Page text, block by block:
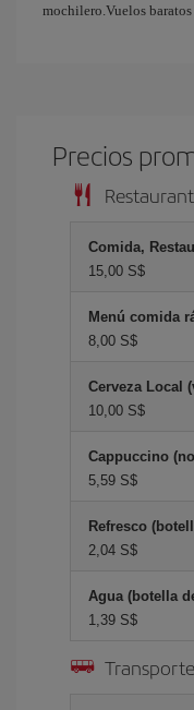
mochilero.Vuelos
Precios
Comida,
15,00 S$
Menú comida
8,00 S$
Cerveza Local
10,00 S$
Cappuccino
5,59 S$
Refresco
2,04 S$
Agua (botella
1,39 S$
Transporte